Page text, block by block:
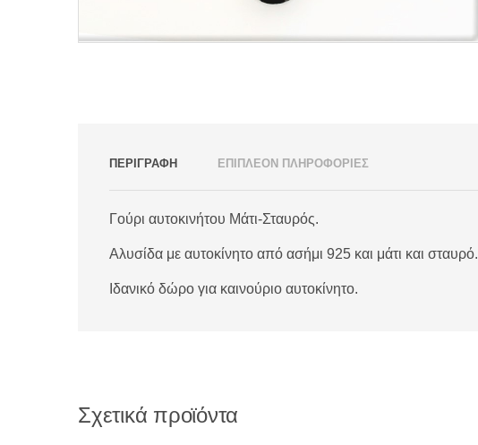
ΠΕΡΙΓΡΑΦΗ ΕΠΙΠΛΕΟΝ ΠΛΗΡΟΦΟΡΙΕΣ
Γούρι αυτοκινήτου Μάτι-Σταυρός.
Αλυσίδα με αυτοκίνητο από ασήμι 925 και μάτι και σταυρό.
Ιδανικό δώρο για καινούριο αυτοκίνητο.
Σχετικά προϊόντα